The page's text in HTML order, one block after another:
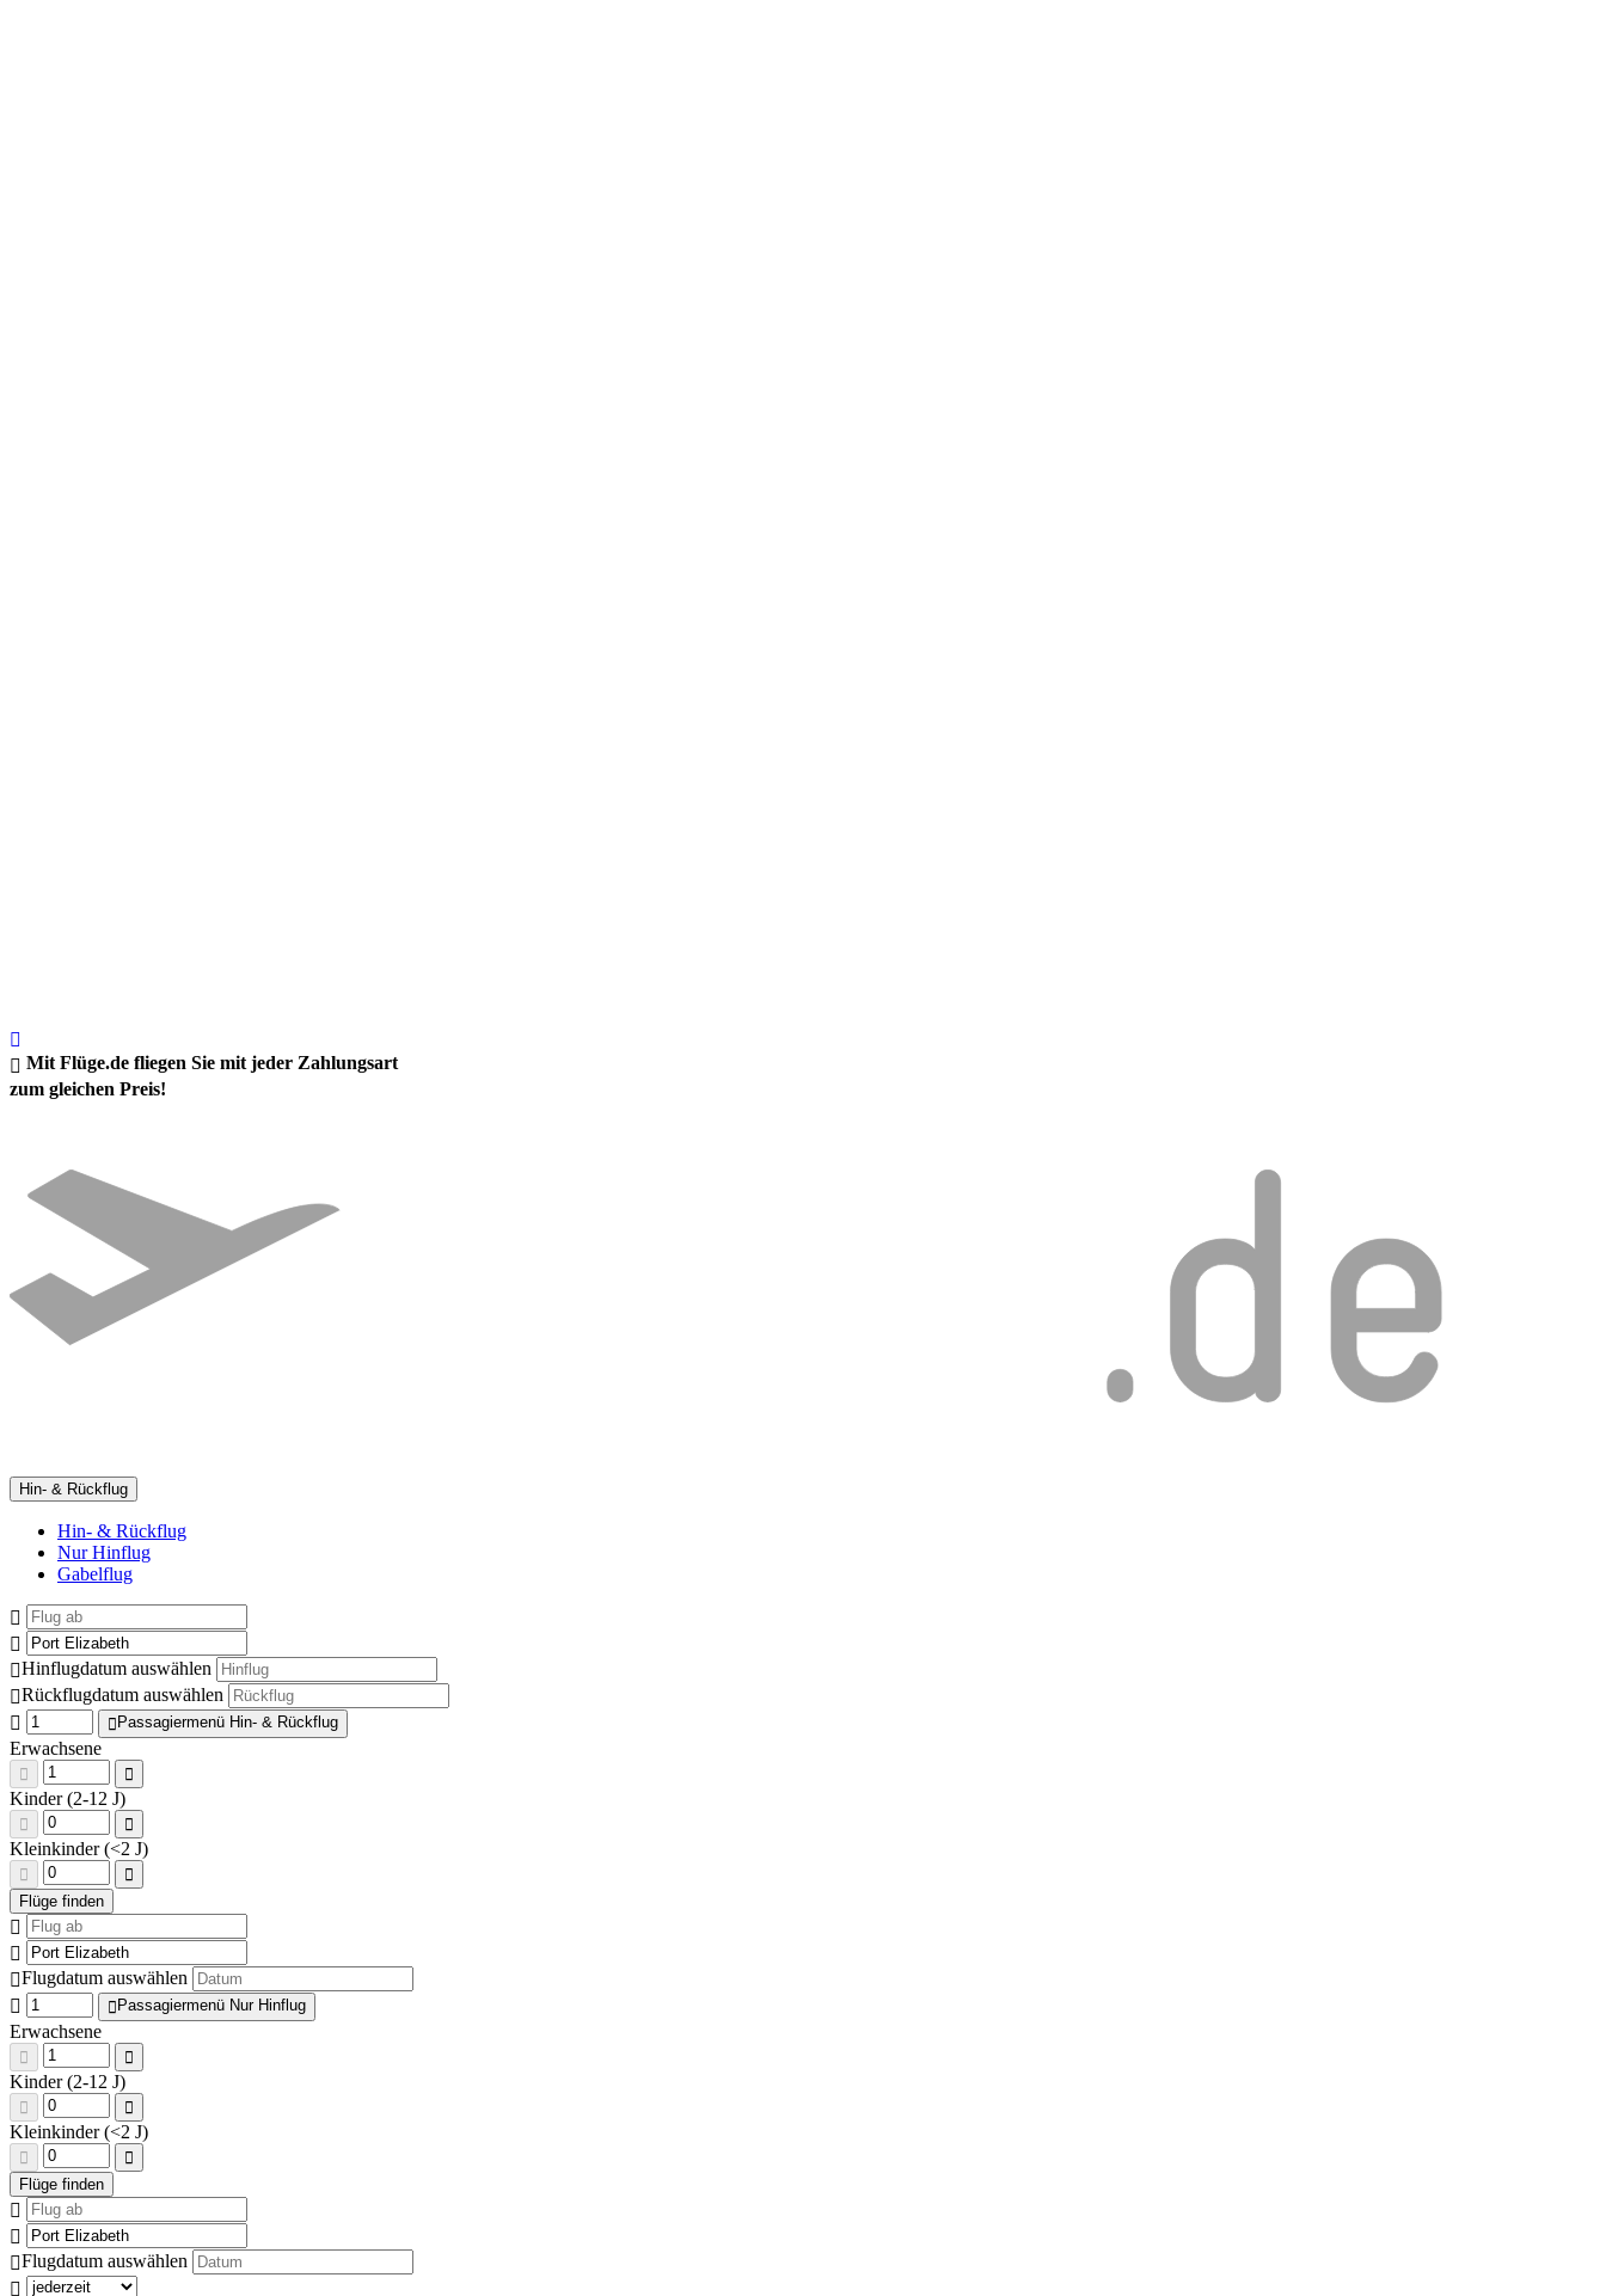
Mit Flüge.de fliegen Sie mit jeder Zahlungsart
zum gleichen Preis!
Hin- & Rückflug
Hin- & Rückflug
Nur Hinflug
Gabelflug
Hinflugdatum auswählen
Rückflugdatum auswählen
Passagiermenü Hin- & Rückflug
Erwachsene
Kinder (2-12 J)
Kleinkinder (<2 J)
Flugdatum auswählen
Passagiermenü Nur Hinflug
Erwachsene
Kinder (2-12 J)
Kleinkinder (<2 J)
Flugdatum auswählen